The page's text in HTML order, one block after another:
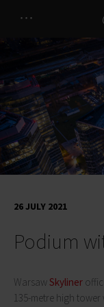
Podium
26 JULY 2021
WarsawSkyliner
135-metre high